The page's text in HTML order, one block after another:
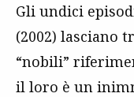
Gli undici
(2002) lasciano
“nobili”
il loro è un